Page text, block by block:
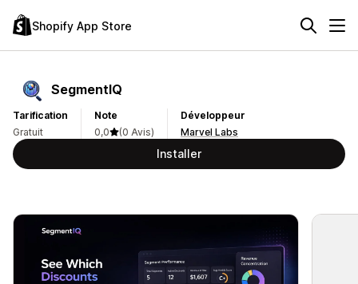
Shopify App Store
SegmentIQ
Tarification
Gratuit
Note
0,0
(0 Avis)
Développeur
Marvel Labs
Installer